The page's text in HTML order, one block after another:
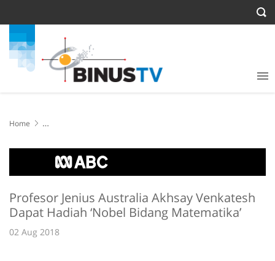
Home
Bidang Matematika’
Profesor Jenius Australia Akhsay Venkatesh
Dapat Hadiah ‘Nobel Bidang Matematika’
02 Aug 2018